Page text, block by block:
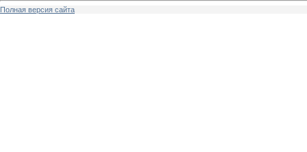
Полная версия сайта